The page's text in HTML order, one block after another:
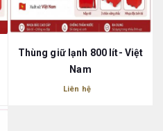
Thùng giữ lạnh 800 lít- Việt
Nam
Liên hệ